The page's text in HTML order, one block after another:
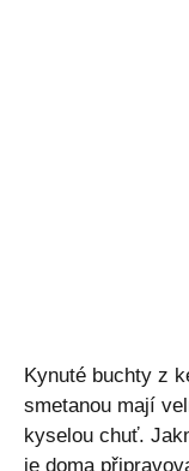
Kynuté buchty z
smetanou mají
kyselou chuť.
je doma